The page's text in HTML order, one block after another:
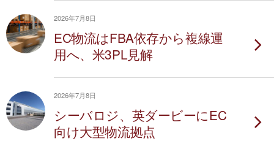
2026年7月8日
EC物流はFBA依存から複線運
用へ、米3PL見解
2026年7月8日
シーバロジ、英ダービーにEC
向け大型物流拠点